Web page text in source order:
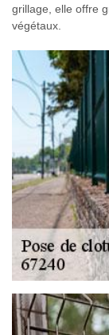
grillage, elle offre
végétaux.